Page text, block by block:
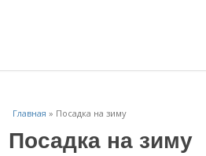
Главная » Посадка на зиму
Посадка на зиму